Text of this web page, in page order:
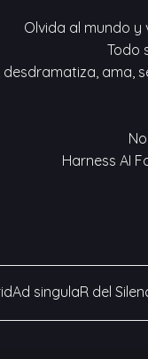
Olvida al mundo
Todo
ama,
Harness AI
singulaR del